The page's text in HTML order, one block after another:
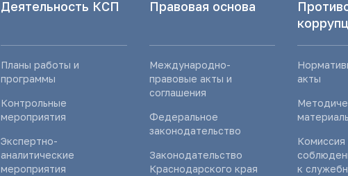
Деятельность КСП
Планы работы и
программы
Контрольные
мероприятия
Экспертно-
аналитические
мероприятия
Правовая основа
Международно-
правовые акты и
соглашения
Федеральное
законодательство
Законодательство
Краснодарского края
акты
Комиссия
к